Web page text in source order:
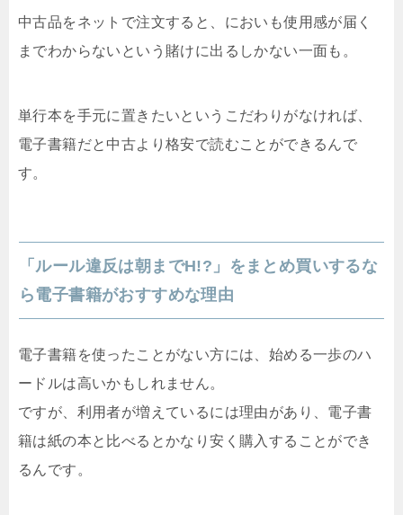
中古品をネットで注文すると、においも使用感が届く
までわからないという賭けに出るしかない一面も。
単行本を手元に置きたいというこだわりがなければ、
電子書籍だと中古より格安で読むことができるんで
す。
「ルール違反は朝までH!?」をまとめ買いするな
ら電子書籍がおすすめな理由
電子書籍を使ったことがない方には、始める一歩のハ
ードルは高いかもしれません。
ですが、利用者が増えているには理由があり、電子書
籍は紙の本と比べるとかなり安く購入することができ
るんです。